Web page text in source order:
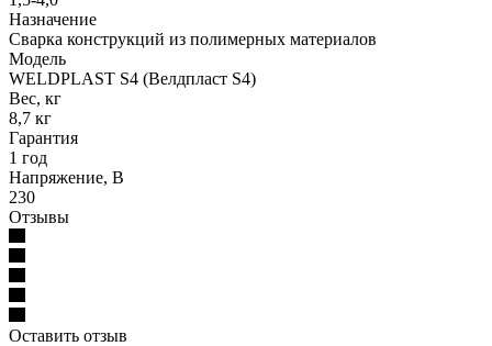
Назначение
Сварка конструкций из полимерных материалов
Модель
WELDPLAST S4 (Велдпласт S4)
Вес, кг
8,7 кг
Гарантия
1 год
Напряжение, В
230
Отзывы
Оставить отзыв